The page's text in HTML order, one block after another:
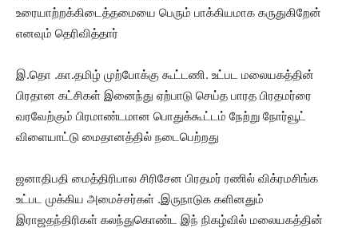
உரையாற்றக்கிடைத்தமையை பெரும் பாக்கியமாக கருதுகிறேன்
எனவும் தெரிவித்தார்
இ.தொ .கா.தமிழ் முற்போக்கு கூட்டணி. உட்பட மலையகத்தின்
பிரதான கட்சிகள் இனைந்து ஏற்பாடு செய்த பாரத பிரதமர்ரை
வரவேற்கும் பிரமாண்டமான பொதுக்கூட்டம் நேற்று நோர்வூட்
விளையாட்டு மைதானத்தில் நடைபெற்றது
ஜனாதிபதி மைத்திரிபால சிரிசேன பிரதமர் ரணில் விக்ரமசிங்க
உட்பட முக்கிய அமைச்சர்கள் .இருநாடுக களினதும்
இராஜதந்திரிகள் கலந்துகொண்ட இந் நிகழ்வில் மலையகத்தின்